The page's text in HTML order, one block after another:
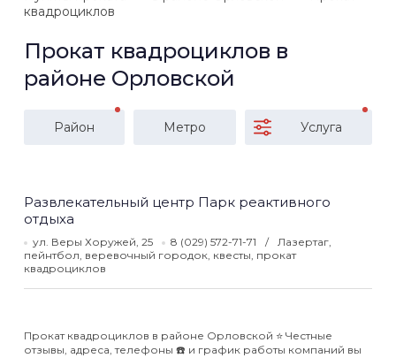
квадроциклов
Прокат квадроциклов в
районе Орловской
Район Метро Услуга
Развлекательный центр Парк реактивного
отдыха
ул. Веры Хоружей, 25 8 (029) 572-71-71
Лазертаг,
пейнтбол, веревочный городок, квесты, прокат
квадроциклов
Прокат квадроциклов в районе Орловской ⭐️ Честные
отзывы, адреса, телефоны ☎️ и график работы компаний вы